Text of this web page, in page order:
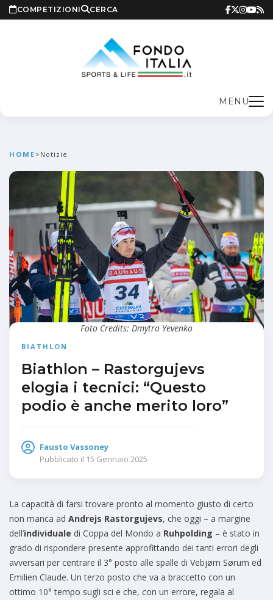
COMPETIZIONI CERCA
MENU
HOME > Notizie
BIATHLON
Biathlon – Rastorgujevs
elogia i tecnici: “Questo
podio è anche merito loro”
Fausto Vassoney
Pubblicato il 15 Gennaio 2025
Foto Credits: Dmytro Yevenko
La capacità di farsi trovare pronto al momento giusto di certo
non manca ad Andrejs Rastorgujevs, che oggi – a margine
dell’individuale di Coppa del Mondo a Ruhpolding – è stato in
grado di rispondere presente approfittando dei tanti errori degli
avversari per centrare il 3° posto alle spalle di Vebjørn Sørum ed
Emilien Claude. Un terzo posto che va a braccetto con un
ottimo 10° tempo sugli sci e che, con un errore, regala al